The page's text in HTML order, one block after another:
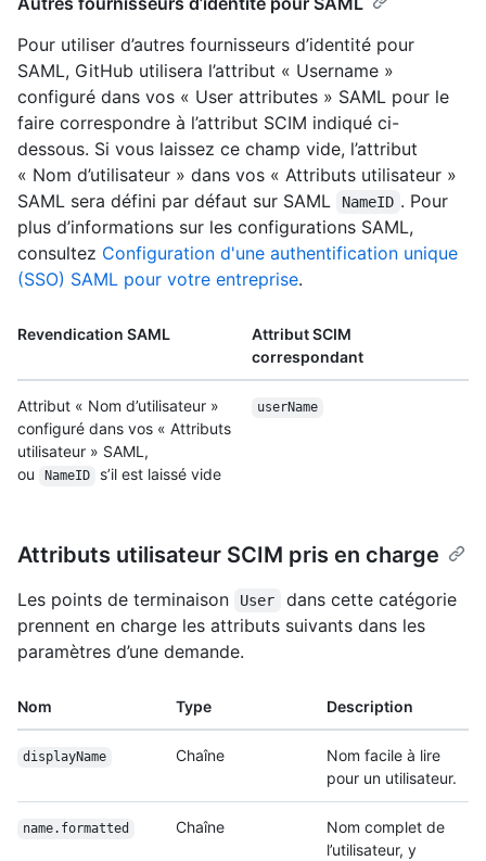
Pour utiliser d’autres fournisseurs d’identité pour
SAML, GitHub utilisera l’attribut « Username »
configuré dans vos « User attributes » SAML pour le
faire correspondre à l’attribut SCIM indiqué ci-
dessous. Si vous laissez ce champ vide, l’attribut
« Nom d’utilisateur » dans vos « Attributs utilisateur »
SAML sera défini par défaut sur SAML
NameID . Pour
plus d’informations sur les configurations SAML,
consultez Configuration d'une authentification unique
(SSO) SAML pour votre entreprise.
Revendication SAML
Attribut SCIM
correspondant
Attribut « Nom d’utilisateur »
configuré dans vos « Attributs
utilisateur » SAML,
ou
NameID s’il est laissé vide
userName
Attributs utilisateur SCIM pris en charge
Les points de terminaison User
dans cette catégorie
prennent en charge les attributs suivants dans les
paramètres d’une demande.
Nom Type Description
displayName Chaîne
Nom facile à lire
pour un utilisateur.
name.formatted Chaîne
Nom complet de
l’utilisateur, y